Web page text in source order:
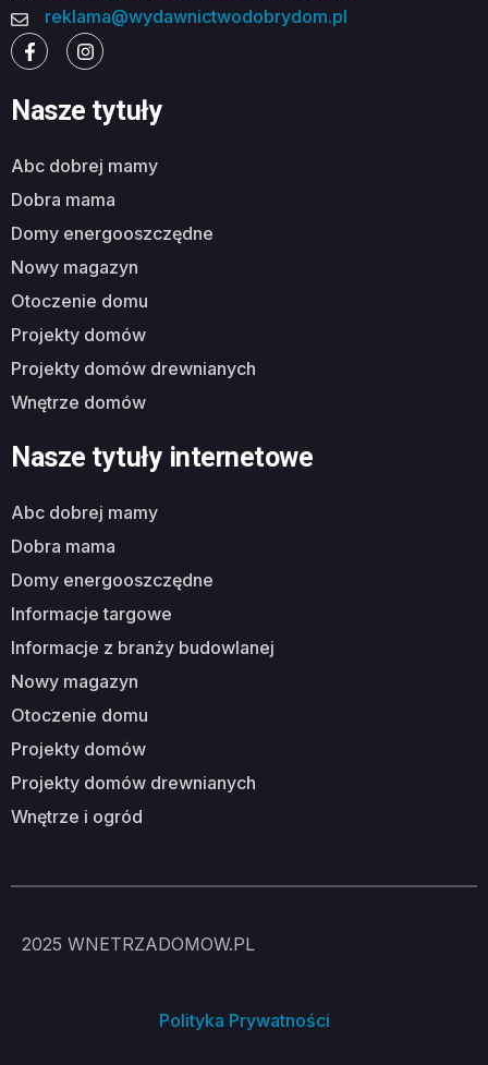
reklama@wydawnictwodobrydom.pl
Nasze tytuły
abc dobrej mamy
dobra mama
domy energooszczędne
nowy magazyn
otoczenie domu
projekty domów
projekty domów drewnianych
wnętrze domów
Nasze tytuły internetowe
abc dobrej mamy
dobra mama
domy energooszczędne
informacje targowe
informacje z branży budowlanej
nowy magazyn
otoczenie domu
projekty domów
projekty domów drewnianych
wnętrze i ogród
2025 WNETRZADOMOW.PL
Polityka Prywatności